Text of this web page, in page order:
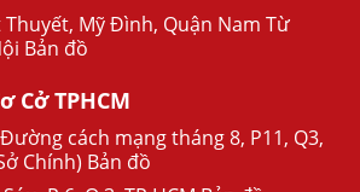
Thuyết, Mỹ Đình, Quận Nam Từ
Bản đồ
Cở TPHCM
cách mạng tháng 8, P11, Q3,
Chính) Bản đồ